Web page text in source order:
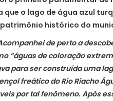
o lago de água azul
histórico do
de perto a
“águas de coloração
para ser construída uma
freático do Rio Riacho
por tal fenômeno. Após